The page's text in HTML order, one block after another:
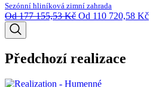
Sezónní hliníková zimní zahrada
Od177 155,53Kč Od 110 720,58 Kč
Předchozí realizace